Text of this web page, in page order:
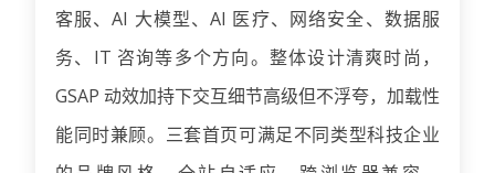
客服、AI 大模型、AI 医疗、网络安全、数据服
务、IT 咨询等多个方向。整体设计清爽时尚，
GSAP 动效加持下交互细节高级但不浮夸，加载性
能同时兼顾。三套首页可满足不同类型科技企业